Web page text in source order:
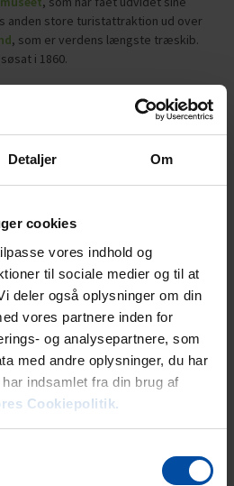
Detaljer Om
cookies
vores indhold og
til sociale medier og til at
deler også oplysninger om din
vores partnere inden for
og analysepartnere, som
med andre oplysninger, du har
indsamlet fra din brug af
Cookiepolitik.
anden store turistattraktion ud over
, som er verdens længste træskib.
i 1860.
til Jyllands hovedstad, Aarhus. Her
glip af en god frokost på en af byens
Udvalget af kunst- og
kunstmuseum ARoS midt i Aarhus,
stjernede attraktion
Den Gamle By.